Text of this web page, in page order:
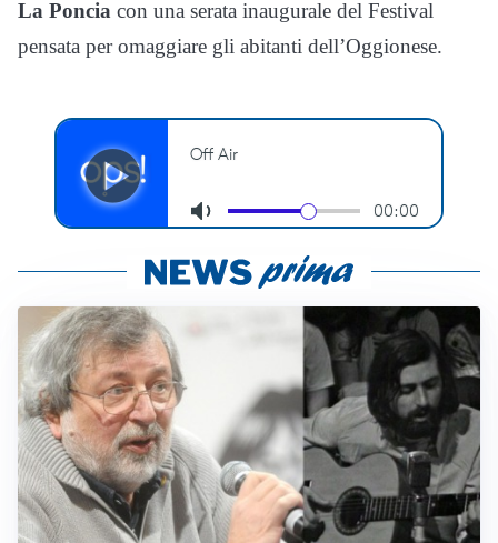
La Poncia con una serata inaugurale del Festival
pensata per omaggiare gli abitanti dell’Oggionese.